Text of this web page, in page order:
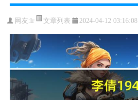
网友:lr 文章列表 2024-04-12 03:16:08